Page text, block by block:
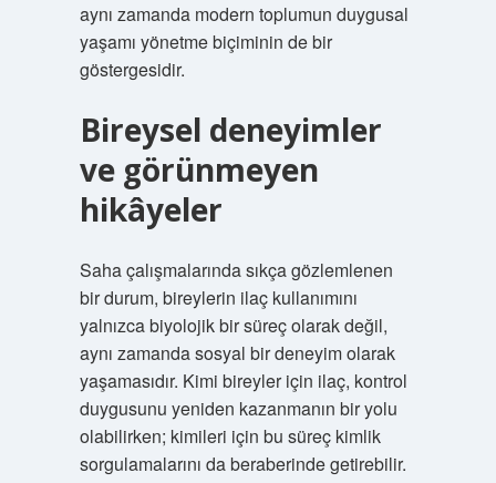
aynı zamanda modern toplumun duygusal
yaşamı yönetme biçiminin de bir
göstergesidir.
Bireysel deneyimler
ve görünmeyen
hikâyeler
Saha çalışmalarında sıkça gözlemlenen
bir durum, bireylerin ilaç kullanımını
yalnızca biyolojik bir süreç olarak değil,
aynı zamanda sosyal bir deneyim olarak
yaşamasıdır. Kimi bireyler için ilaç, kontrol
duygusunu yeniden kazanmanın bir yolu
olabilirken; kimileri için bu süreç kimlik
sorgulamalarını da beraberinde getirebilir.